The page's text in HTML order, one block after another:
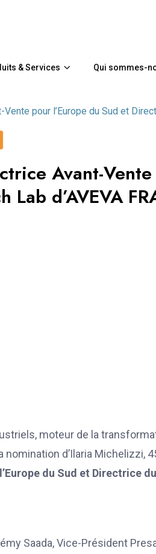
& Services Qui sommes-
pour l’Europe du Sud et
Avant-
d’AVEVA
moteur de la
d’Ilaria Michelizzi,
du Sud et Directrice
Saada, Vice-Président